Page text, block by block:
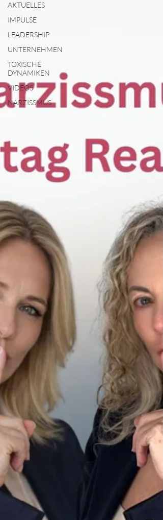
AKTUELLES
IMPULSE
LEADERSHIP
UNTERNEHMEN
TOXISCHE
DYNAMIKEN
VIDEOS
NARZISSMUS